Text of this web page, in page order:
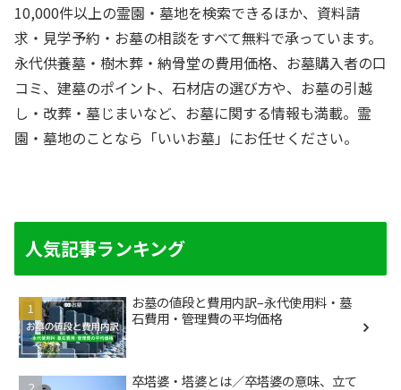
10,000件以上の霊園・墓地を検索できるほか、資料請
求・見学予約・お墓の相談をすべて無料で承っています。
永代供養墓・樹木葬・納骨堂の費用価格、お墓購入者の口
コミ、建墓のポイント、石材店の選び方や、お墓の引越
し・改葬・墓じまいなど、お墓に関する情報も満載。霊
園・墓地のことなら「いいお墓」にお任せください。
人気記事ランキング
お墓の値段と費用内訳–永代使用料・墓
石費用・管理費の平均価格
卒塔婆・塔婆とは／卒塔婆の意味、立て